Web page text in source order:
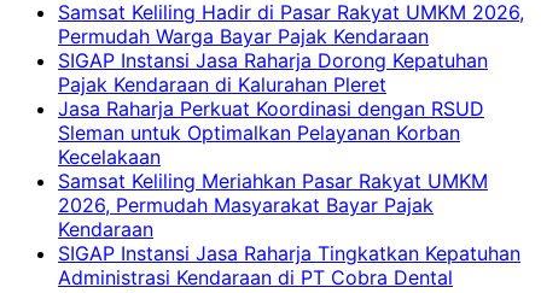
Samsat Keliling Hadir di Pasar Rakyat UMKM 2026,
Permudah Warga Bayar Pajak Kendaraan
SIGAP Instansi Jasa Raharja Dorong Kepatuhan
Pajak Kendaraan di Kalurahan Pleret
Jasa Raharja Perkuat Koordinasi dengan RSUD
Sleman untuk Optimalkan Pelayanan Korban
Kecelakaan
Samsat Keliling Meriahkan Pasar Rakyat UMKM
2026, Permudah Masyarakat Bayar Pajak
Kendaraan
SIGAP Instansi Jasa Raharja Tingkatkan Kepatuhan
Administrasi Kendaraan di PT Cobra Dental